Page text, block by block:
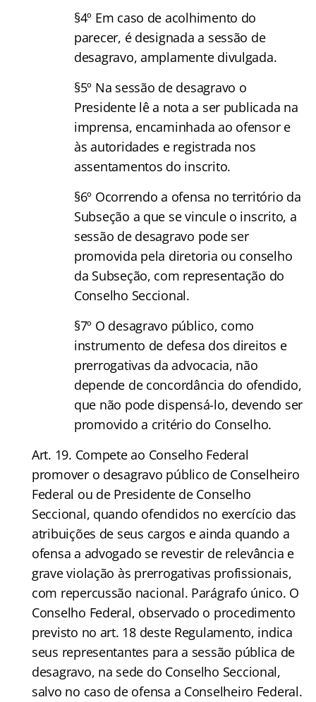
§4º Em caso de acolhimento do
parecer, é designada a sessão de
desagravo, amplamente divulgada.
§5º Na sessão de desagravo o
Presidente lê a nota a ser publicada na
imprensa, encaminhada ao ofensor e
às autoridades e registrada nos
assentamentos do inscrito.
§6º Ocorrendo a ofensa no território da
Subseção a que se vincule o inscrito, a
sessão de desagravo pode ser
promovida pela diretoria ou conselho
da Subseção, com representação do
Conselho Seccional.
§7º O desagravo público, como
instrumento de defesa dos direitos e
prerrogativas da advocacia, não
depende de concordância do ofendido,
que não pode dispensá-lo, devendo ser
promovido a critério do Conselho.
Art. 19. Compete ao Conselho Federal
promover o desagravo público de Conselheiro
Federal ou de Presidente de Conselho
Seccional, quando ofendidos no exercício das
atribuições de seus cargos e ainda quando a
ofensa a advogado se revestir de relevância e
grave violação às prerrogativas profissionais,
com repercussão nacional. Parágrafo único. O
Conselho Federal, observado o procedimento
previsto no art. 18 deste Regulamento, indica
seus representantes para a sessão pública de
desagravo, na sede do Conselho Seccional,
salvo no caso de ofensa a Conselheiro Federal.